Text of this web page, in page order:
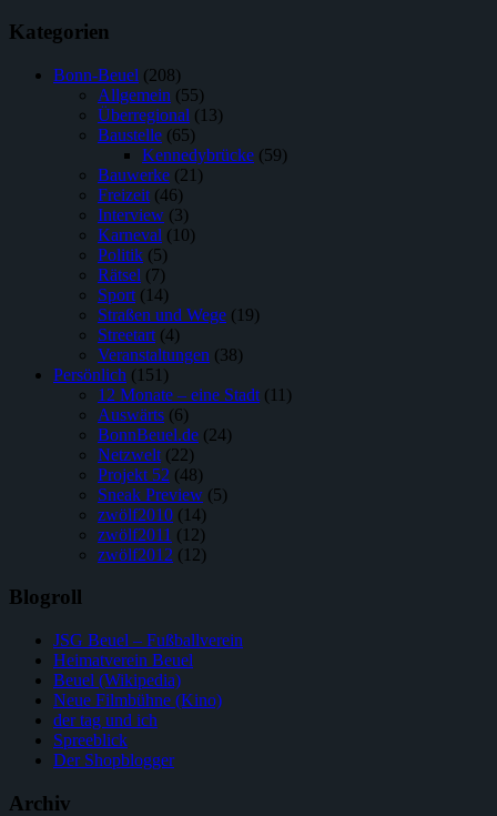
Kategorien
Bonn-Beuel (208)
Allgemein (55)
Überregional (13)
Baustelle (65)
Kennedybrücke (59)
Bauwerke (21)
Freizeit (46)
Interview (3)
Karneval (10)
Politik (5)
Rätsel (7)
Sport (14)
Straßen und Wege (19)
Streetart (4)
Veranstaltungen (38)
Persönlich (151)
12 Monate – eine Stadt (11)
Auswärts (6)
BonnBeuel.de (24)
Netzwelt (22)
Projekt 52 (48)
Sneak Preview (5)
zwölf2010 (14)
zwölf2011 (12)
zwölf2012 (12)
Blogroll
JSG Beuel – Fußballverein
Heimatverein Beuel
Beuel (Wikipedia)
Neue Filmbühne (Kino)
der tag und ich
Spreeblick
Der Shopblogger
Archiv